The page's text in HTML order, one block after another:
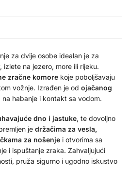
za dvije osobe idealan je za
izlete na jezero, more ili rijeku.
zračne komore koje poboljšavaju
vožnje. Izrađen je od ojačanog
na habanje i kontakt sa vodom.
dno i jastuke, te dovoljno
je držačima za vesla,
za nošenje i otvorima sa
i ispuštanje zraka. Zahvaljujući
pruža sigurno i ugodno iskustvo